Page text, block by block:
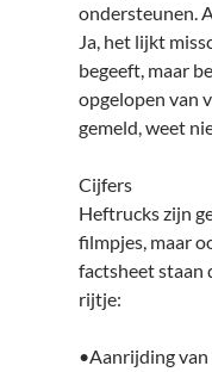
ondersteunen.
Ja, het lijkt
begeeft, maar
opgelopen van
gemeld, weet
Cijfers
Heftrucks zijn
filmpjes, maar
factsheet staan
rijtje:
•Aanrijding